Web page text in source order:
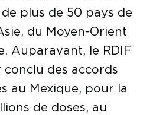
plus de 50 pays de
du Moyen-Orient
Auparavant, le RDIF
des accords
au Mexique, pour la
de doses, au